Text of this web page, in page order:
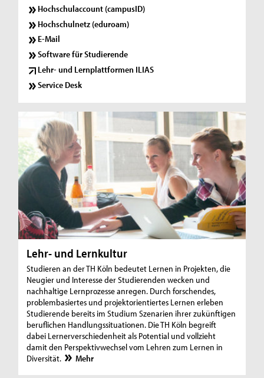
Hochschulaccount (campusID)
Hochschulnetz (eduroam)
E-Mail
Software für Studierende
Lehr- und Lernplattformen ILIAS
Service Desk
Lehr- und Lernkultur
Studieren an der TH Köln bedeutet Lernen in Projekten, die
Neugier und Interesse der Studierenden wecken und
nachhaltige Lernprozesse anregen. Durch forschendes,
problembasiertes und projektorientiertes Lernen erleben
Studierende bereits im Studium Szenarien ihrer zukünftigen
beruflichen Handlungssituationen. Die TH Köln begreift
dabei Lernerverschiedenheit als Potential und vollzieht
damit den Perspektivwechsel vom Lehren zum Lernen in
Diversität.
Mehr